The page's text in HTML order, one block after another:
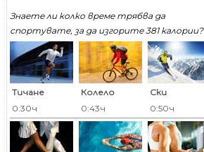
Знаете ли колко време трябва да
спортувате, за да изгорите 381 калoрии?
Тичане
0:30ч
Колело
0:43ч
Ски
0:50ч